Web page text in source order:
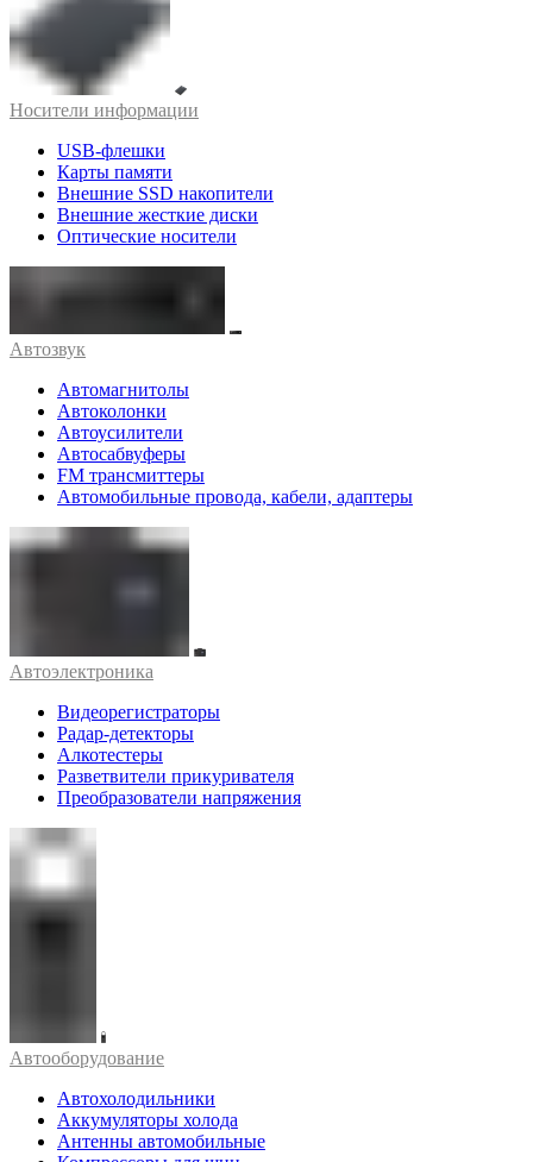
Носители информации
USB-флешки
Карты памяти
Внешние SSD накопители
Внешние жесткие диски
Оптические носители
Автозвук
Автомагнитолы
Автоколонки
Автоусилители
Автосабвуферы
FM трансмиттеры
Автомобильные провода, кабели, адаптеры
Автоэлектроника
Видеорегистраторы
Радар-детекторы
Алкотестеры
Разветвители прикуривателя
Преобразователи напряжения
Автооборудование
Автохолодильники
Аккумуляторы холода
Антенны автомобильные